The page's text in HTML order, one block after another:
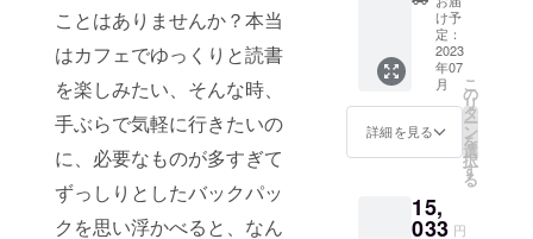
ことはありませんか？本当
はカフェでゆっくりと読書
を楽しみたい、そんな時、
手ぶらで気軽に行きたいの
に、必要なものが多すぎて
ずっしりとしたバックパッ
クを思い浮かべると、なん
ルタント業
て、アジア
諸国の企業
をサポート
し、豊かな
に貢献して
いきます。
バッグ
は防水
素材で
作られ
ていま
すが、
極端な
防水で
きない
9890
・サ
イズ/重
34cm x
60 cm x
26 cm
1.1KG
・カ
ラック
・素
け予
定：
2023
年07
月
詳細を見る
こ
の
リ
タ
ー
ン
を
選
択
す
る
15,
033 円